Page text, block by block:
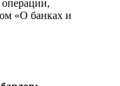
операции,
«О банках и